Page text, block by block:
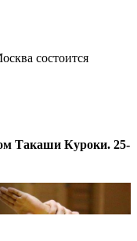
состоится
Такаши Куроки. 25-